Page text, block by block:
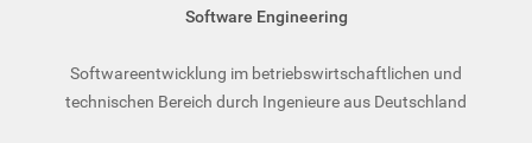
Soft­ware­ Engineering
Softwareentwicklung im betriebswirtschaftlichen und
technischen Bereich durch Ingenieure aus Deutschland